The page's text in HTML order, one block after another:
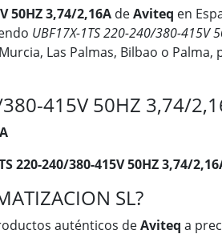
50HZ 3,74/2,16A deAviteq en
UBF17X-1TS 220-240/380-415V
Las Palmas, Bilbao o
415V 50HZ 3,74/
220-240/380-415V 50HZ 3,74/
SL?
auténticos deAviteq a